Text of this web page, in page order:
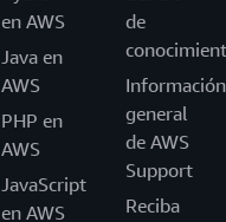
en AWS
Java en
AWS
PHP en
AWS
JavaScript
en AWS
de
Información
general
de AWS
Support
Reciba